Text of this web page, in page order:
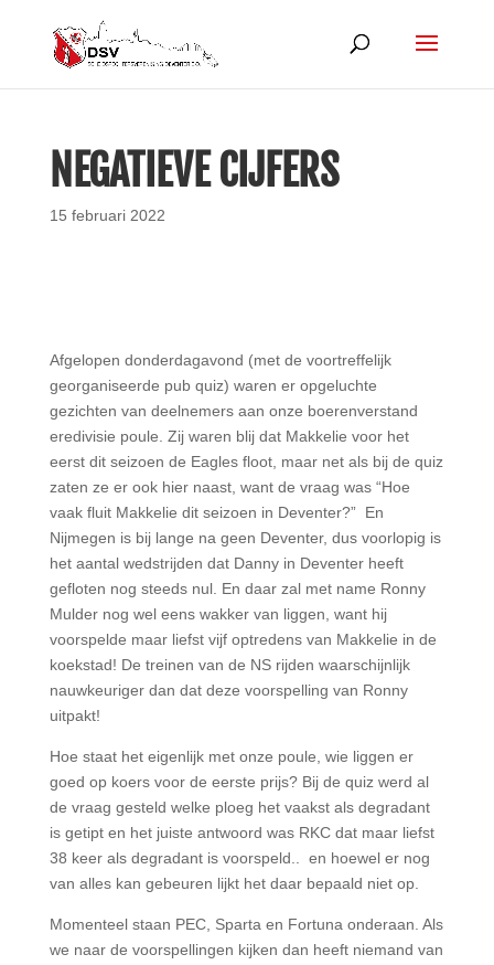
NEGATIEVE CIJFERS
15 februari 2022
Afgelopen donderdagavond (met de voortreffelijk
georganiseerde pub quiz) waren er opgeluchte
gezichten van deelnemers aan onze boerenverstand
eredivisie poule. Zij waren blij dat Makkelie voor het
eerst dit seizoen de Eagles floot, maar net als bij de quiz
zaten ze er ook hier naast, want de vraag was “Hoe
vaak fluit Makkelie dit seizoen in Deventer?” En
Nijmegen is bij lange na geen Deventer, dus voorlopig is
het aantal wedstrijden dat Danny in Deventer heeft
gefloten nog steeds nul. En daar zal met name Ronny
Mulder nog wel eens wakker van liggen, want hij
voorspelde maar liefst vijf optredens van Makkelie in de
koekstad! De treinen van de NS rijden waarschijnlijk
nauwkeuriger dan dat deze voorspelling van Ronny
uitpakt!
Hoe staat het eigenlijk met onze poule, wie liggen er
goed op koers voor de eerste prijs? Bij de quiz werd al
de vraag gesteld welke ploeg het vaakst als degradant
is getipt en het juiste antwoord was RKC dat maar liefst
38 keer als degradant is voorspeld.. en hoewel er nog
van alles kan gebeuren lijkt het daar bepaald niet op.
Momenteel staan PEC, Sparta en Fortuna onderaan. Als
we naar de voorspellingen kijken dan heeft niemand van